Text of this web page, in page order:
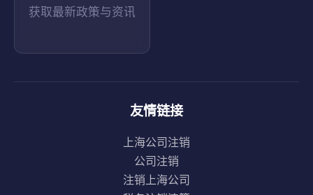
获取最新政策与资讯
友情链接
上海公司注销
公司注销
注销上海公司